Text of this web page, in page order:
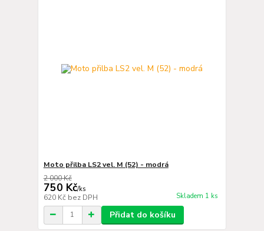
Moto přilba LS2 vel. M (52) - modrá
2 000 Kč
750 Kč/ks
620 Kč bez DPH Skladem 1 ks
Přidat do košíku